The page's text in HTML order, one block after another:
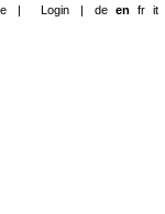
| Login | de en fr it